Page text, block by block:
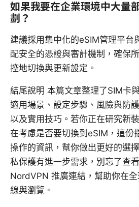
如果我要在企業環境中大量
劃？
建議採用集中化的eSIM管理平台
配安全的憑證與審計機制，確保
控地切換與更新設定。
結尾說明 本篇文章整理了SIM卡
適用場景、設定步驟、風險與防
以及實用技巧。若你正在研究新
在考慮是否要切換到eSIM，這份
操作的資訊，幫你做出更好的選
私保護有進一步需求，別忘了查
NordVPN 推廣連結，幫助你在
線與瀏覽。